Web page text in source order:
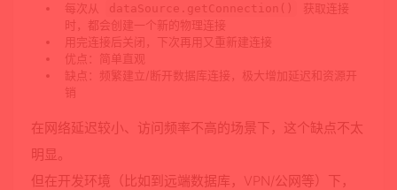
每次从
dataSource.getConnection()
获取连接
时， 都会创建一个新的物理连接
用完连接后关闭，下次再用又重新建连接
优点：简单直观
缺点： 频繁建立/断开数据库连接，极大增加延迟和资源开
销
在网络延迟较小、访问频率不高的场景下，这个缺点不太
明显。
但在开发环境（比如到远端数据库，VPN/公网等）下，